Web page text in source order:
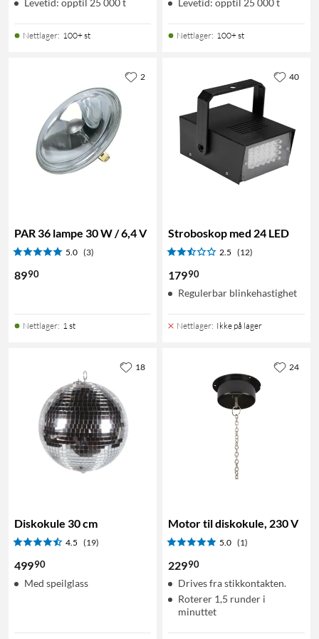
Levetid: opptil 25 000 t
Nettlager: 100+ st
Levetid: opptil 25 000 t
Nettlager: 100+ st
PAR 36 lampe 30 W / 6,4 V
5.0 (3)
8990
Nettlager: 1 st
2
Stroboskop med 24 LED
2.5 (12)
17990
Regulerbar blinkehastighet
Nettlager: Ikke på lager
40
Diskokule 30 cm
4.5 (19)
49990
Med speilglass
18
Motor til diskokule, 230 V
5.0 (1)
22990
Drives fra stikkontakten.
Roterer 1,5 runder i
minuttet
24